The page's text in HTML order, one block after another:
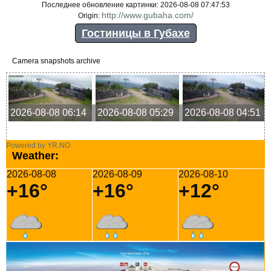
Последнее обновление картинки: 2026-08-08 07:47:53
Origin: http://www.gubaha.com/
Гостиницы в Губахе
Camera snapshots archive
2026-08-08 06:14 2026-08-08 05:29 2026-08-08 04:51
Powered by YR.NO
Weather:
2026-08-08
+16°
2026-08-09
+16°
2026-08-10
+12°